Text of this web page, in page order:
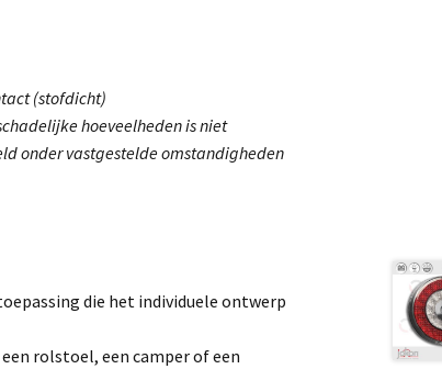
(stofdicht)
hoeveelheden is niet
onder vastgestelde omstandigheden
die het individuele ontwerp
rolstoel, een camper of een